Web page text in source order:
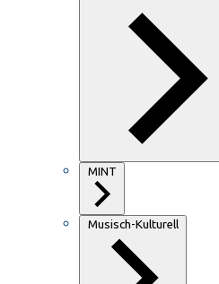
MINT
Musisch-Kulturell